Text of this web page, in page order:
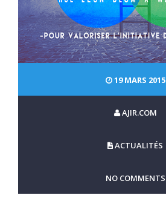
19 MARS 2015
AJIR.COM
ACTUALITÉS
NO COMMENTS